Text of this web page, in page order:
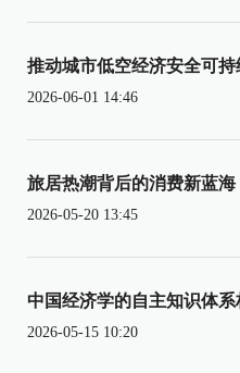
推动城市低空经济安全可持
2026-06-01 14:46
旅居热潮背后的消费新蓝海
2026-05-20 13:45
中国经济学的自主知识体系
2026-05-15 10:20